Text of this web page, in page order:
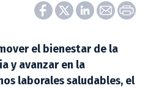
el bienestar de la
y avanzar en la
laborales saludables, el